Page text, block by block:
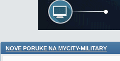
NOVE PORUKE NA MYCITY-MILITARY